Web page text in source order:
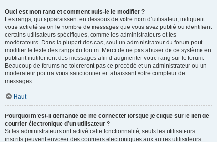
Quel est mon rang et comment puis-je le modifier ?
Les rangs, qui apparaissent en dessous de votre nom d’utilisateur, indiquent
votre activité selon le nombre de messages que vous avez publié ou identifient
certains utilisateurs spécifiques, comme les administrateurs et les
modérateurs. Dans la plupart des cas, seul un administrateur du forum peut
modifier le texte des rangs du forum. Merci de ne pas abuser de ce système en
publiant inutilement des messages afin d’augmenter votre rang sur le forum.
Beaucoup de forums ne toléreront pas ce procédé et un administrateur ou un
modérateur pourra vous sanctionner en abaissant votre compteur de
messages.
Haut
Pourquoi m’est-il demandé de me connecter lorsque je clique sur le lien de
courrier électronique d’un utilisateur ?
Si les administrateurs ont activé cette fonctionnalité, seuls les utilisateurs
inscrits peuvent envoyer des courriers électroniques aux autres utilisateurs